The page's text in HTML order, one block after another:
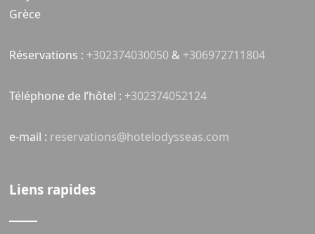
Grèce
Réservations : +302374030050 & +306972711804
Téléphone de l’hôtel : +302374052124
e-mail : reservations@hotelodysseas.com
Liens rapides